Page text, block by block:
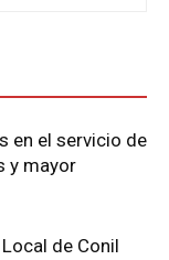
en el servicio de
y mayor
de Conil